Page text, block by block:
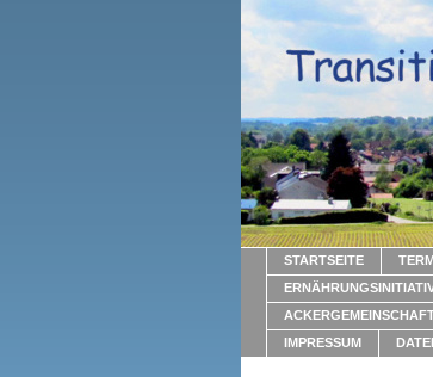
STARTSEITE
IMPRESSUM